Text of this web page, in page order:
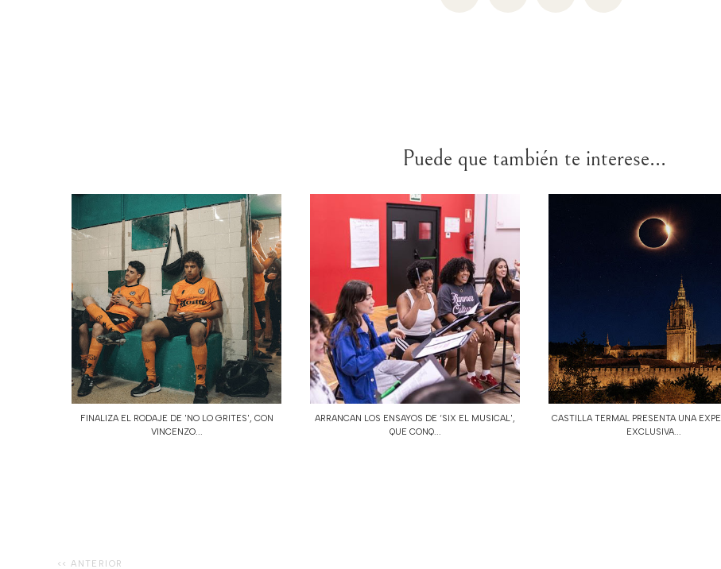
Puede que también te interese...
FINALIZA EL RODAJE DE 'NO LO GRITES', CON
VINCENZO...
ARRANCAN LOS ENSAYOS DE ‘SIX EL MUSICAL',
QUE CONQ...
CASTILLA TERMAL PRESENTA UNA
EXCLUSIVA...